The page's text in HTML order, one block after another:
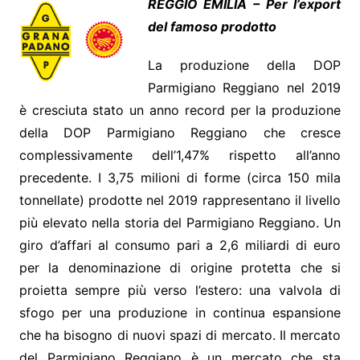
REGGIO EMILIA – Per l’export
del famoso prodotto
La produzione della DOP
Parmigiano Reggiano nel 2019
è cresciuta stato un anno record per la produzione
della DOP Parmigiano Reggiano che cresce
complessivamente dell’1,47% rispetto all’anno
precedente. I 3,75 milioni di forme (circa 150 mila
tonnellate) prodotte nel 2019 rappresentano il livello
più elevato nella storia del Parmigiano Reggiano. Un
giro d’affari al consumo pari a 2,6 miliardi di euro
per la denominazione di origine protetta che si
proietta sempre più verso l’estero: una valvola di
sfogo per una produzione in continua espansione
che ha bisogno di nuovi spazi di mercato. Il mercato